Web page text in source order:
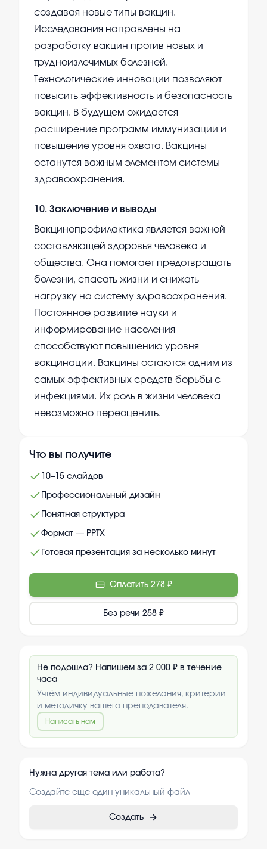
создавая новые типы вакцин.
Исследования направлены на
разработку вакцин против новых и
трудноизлечимых болезней.
Технологические инновации позволяют
повысить эффективность и безопасность
вакцин. В будущем ожидается
расширение программ иммунизации и
повышение уровня охвата. Вакцины
останутся важным элементом системы
здравоохранения.
10. Заключение и выводы
Вакцинопрофилактика является важной
составляющей здоровья человека и
общества. Она помогает предотвращать
болезни, спасать жизни и снижать
нагрузку на систему здравоохранения.
Постоянное развитие науки и
информирование населения
способствуют повышению уровня
вакцинации. Вакцины остаются одним из
самых эффективных средств борьбы с
инфекциями. Их роль в жизни человека
невозможно переоценить.
Что вы получите
10–15 слайдов
Профессиональный дизайн
Понятная структура
Формат — PPTX
Готовая презентация за несколько минут
Оплатить 278 ₽
Без речи 258 ₽
Не подошла? Напишем за 2 000 ₽ в течение
часа
Учтём индивидуальные пожелания, критерии
и методичку вашего преподавателя.
Написать нам
Нужна другая тема или работа?
Создайте еще один уникальный файл
Создать